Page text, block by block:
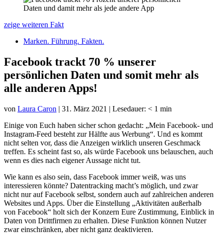
zeige weiteren Fakt
Marken. Führung. Fakten.
Facebook trackt 70 % unserer
persönlichen Daten und somit mehr als
alle anderen Apps!
von Laura Caron | 31. März 2021 | Lesedauer: < 1 min
Einige von Euch haben sicher schon gedacht: „Mein Facebook- und
Instagram-Feed besteht zur Hälfte aus Werbung“. Und es kommt
nicht selten vor, dass die Anzeigen wirklich unseren Geschmack
treffen. Es scheint fast so, als würde Facebook uns belauschen, auch
wenn es dies nach eigener Aussage nicht tut.
Wie kann es also sein, dass Facebook immer weiß, was uns
interessieren könnte? Datentracking macht’s möglich, und zwar
nicht nur auf Facebook selbst, sondern auch auf zahlreichen anderen
Websites und Apps. Über die Einstellung „Aktivitäten außerhalb
von Facebook“ holt sich der Konzern Eure Zustimmung, Einblick in
Daten von Drittfirmen zu erhalten. Diese Funktion können Nutzer
zwar einschränken, aber nicht ganz deaktivieren.